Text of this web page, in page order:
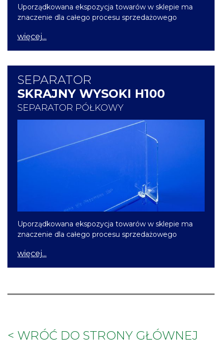
Uporządkowana ekspozycja towarów w sklepie ma
znaczenie dla całego procesu sprzedażowego
więcej...
SEPARATOR
SKRAJNY WYSOKI H100
SEPARATOR PÓŁKOWY
Uporządkowana ekspozycja towarów w sklepie ma
znaczenie dla całego procesu sprzedażowego
więcej...
< WRÓĆ DO STRONY GŁÓWNEJ